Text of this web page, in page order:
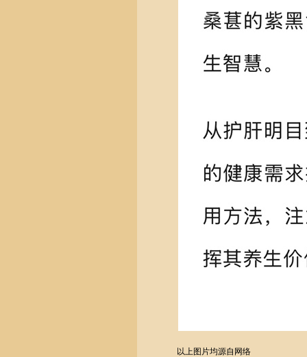
以上图片均源自网络